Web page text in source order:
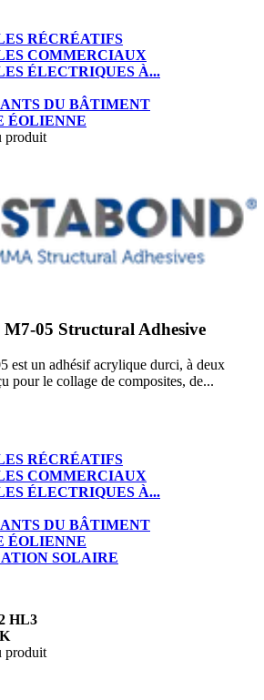
RÉCRÉATIFS
COMMERCIAUX
ÉLECTRIQUES À...
DU BÂTIMENT
ÉOLIENNE
produit
05 Structural Adhesive
est un adhésif acrylique durci, à deux
pour le collage de composites, de...
RÉCRÉATIFS
COMMERCIAUX
ÉLECTRIQUES À...
DU BÂTIMENT
ÉOLIENNE
SOLAIRE
HL3
produit